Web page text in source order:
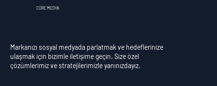
CÜRE MEDYA
Markanızı sosyal medyada parlatmak ve hedeflerinize
ulaşmak için bizimle iletişime geçin. Size özel
çözümlerimiz ve stratejilerimizle yanınızdayız.